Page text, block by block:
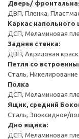
Дверь/
ДВП, Пленка,
Каркас
ДСП, Меламиновая
Задняя стенка:
ДВП, Акриловая
Петля со
Сталь, Никелирование
Полка
ДСП, Меламиновая
Ящик, средний
Сталь, Эпоксидное/
Дно ящика:
ДСП, Меламиновая